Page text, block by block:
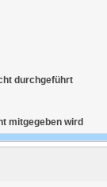
durchgeführt
mitgegeben wird